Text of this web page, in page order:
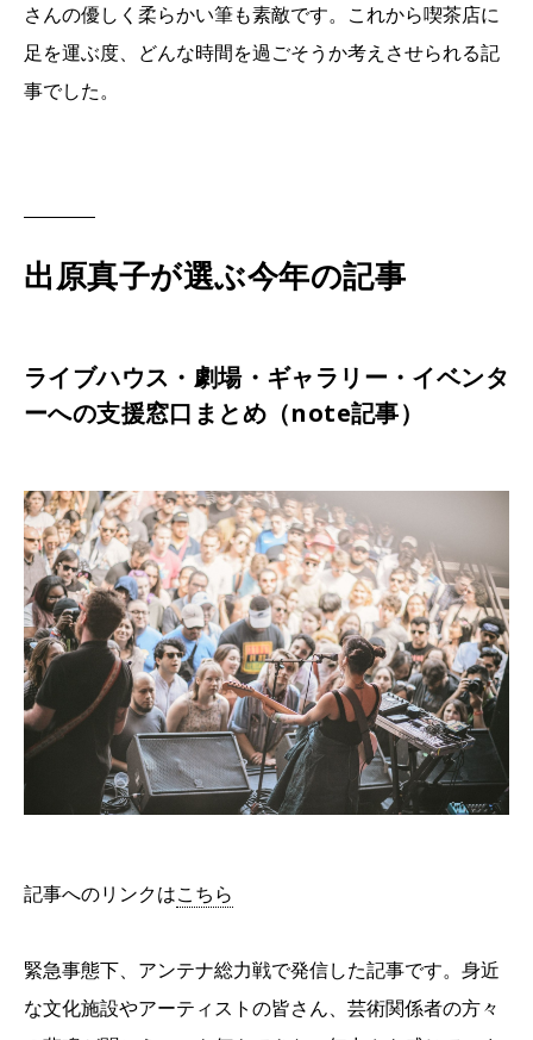
さんの優しく柔らかい筆も素敵です。これから喫茶店に
足を運ぶ度、どんな時間を過ごそうか考えさせられる記
事でした。
出原真子が選ぶ今年の記事
ライブハウス・劇場・ギャラリー・イベンタ
ーへの支援窓口まとめ（note記事）
記事へのリンクはこちら
緊急事態下、アンテナ総力戦で発信した記事です。身近
な文化施設やアーティストの皆さん、芸術関係者の方々